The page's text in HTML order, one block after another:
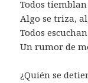
Todos
Algo se triza,
Todos
Un rumor de
¿Quién se